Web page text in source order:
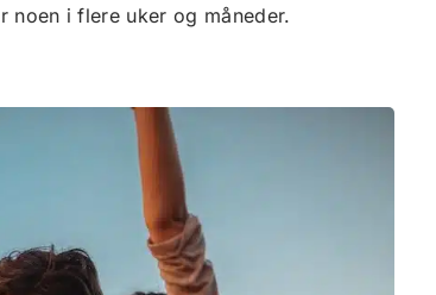
noen i flere uker og måneder.